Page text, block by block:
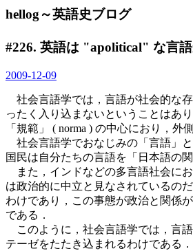
hellog～英語史ブログ
#226. 英語は "apolitical" な言
2009-12-09
社会言語学では，言語が社会的な
ったく入り込まないということはあ
「規範」 ( norma ) の中心におり，
社会言語学でおなじみの「言語」
国民は自分たちの言語を「日本語の
また，インドなどの多言語社会に
は政治的に中立と見なされているの
わけであり，この事態が政治と関係
である．
このように，社会言語学では，言
テーゼをたたき込まれるわけである